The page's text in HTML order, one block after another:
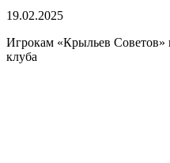
19.02.2025
Игрокам «Крыльев Советов»
клуба